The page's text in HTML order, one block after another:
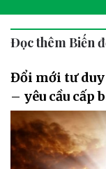
Đọc thêm Biến
Đổi mới tư
– yêu cầu cấp